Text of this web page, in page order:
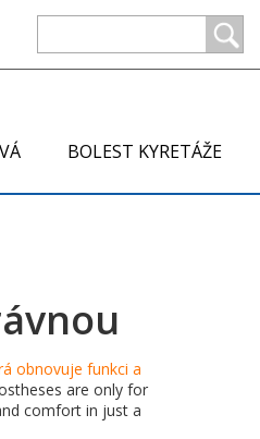
BOLEST KYRETÁŽE
obnovuje funkci a
are only for
comfort in just a